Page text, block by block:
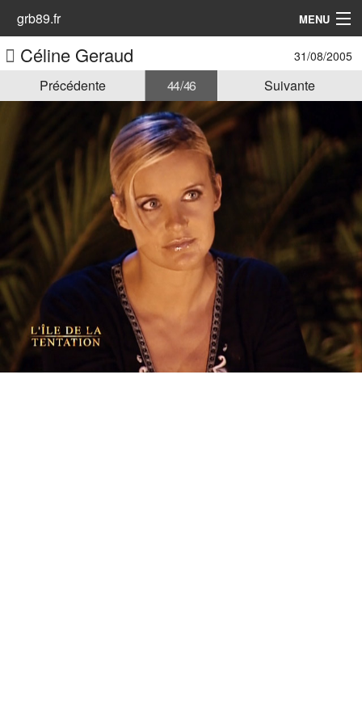
grb89.fr MENU
Accueil
Les Animatrices
Céline Geraud 31/08/2005
Précédente 44 / 46 Suivante